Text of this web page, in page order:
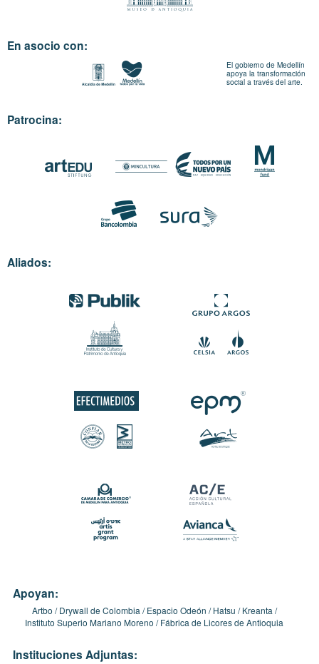
En asocio con:
El gobierno de Medellín
apoya la transformación
social a través del arte.
Patrocina:
Aliados:
Apoyan:
Artbo Drywall de Colombia Espacio Odeón Hatsu
Kreanta
Instituto Superio Mariano Moreno
Fábrica de Licores de Antioquia
Instituciones Adjuntas: